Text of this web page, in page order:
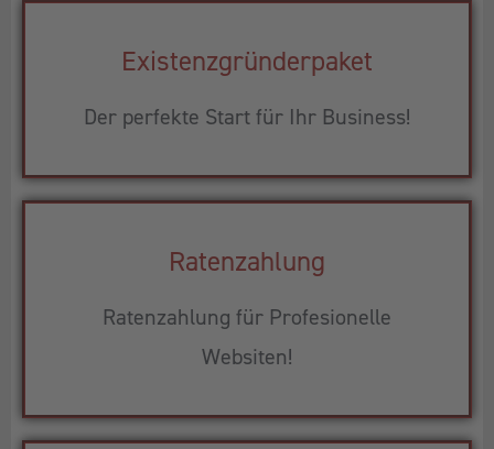
Existenzgründerpaket
Der perfekte Start für Ihr Business!
Ratenzahlung
Ratenzahlung für Profesionelle
Websiten!